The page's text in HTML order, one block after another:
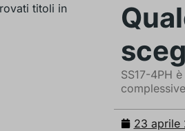
titoli in
SS17-4PH
23 aprile